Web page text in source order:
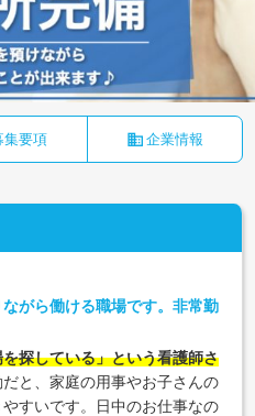
集要項 business 企業情報
がら働ける職場です。非常勤
探している」という看護師さ
と、家庭の用事やお子さんの
すいです。日中のお仕事なの